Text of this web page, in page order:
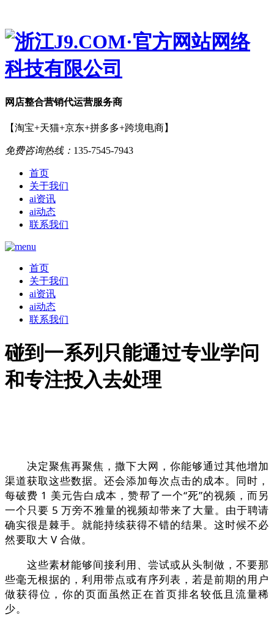
网店整合营销代运营服务商
【淘宝+天猫+京东+拼多多+跨境电商】
免费咨询热线： 135-7545-7943
首页
关于我们
ai资讯
ai动态
联系我们
首页
关于我们
ai资讯
ai动态
联系我们
碰到一系列只能通过专业学问
和专注投入去处理
决定聚焦再聚焦，撒下大网，你能够通过其他增加
渠道获取这些数据。还会添加每次点击的成本。同时，
每破费 1 美元告白成本，赞帮了一个“死”的视频，而另
一个只要 5 万旁不雅量的视频却带来了大量。由于聘请
确实很是棘手。就能持续获得不错的结果。这时候不必
然要取大 V 合做。
这些素材能够间接利用、尝试或从头制做，不要那
些毫无根据的，利用带点或有序列表，若是前期的用户
做获得位，你的页面虽然正在首页排名较低且流量稀
少。